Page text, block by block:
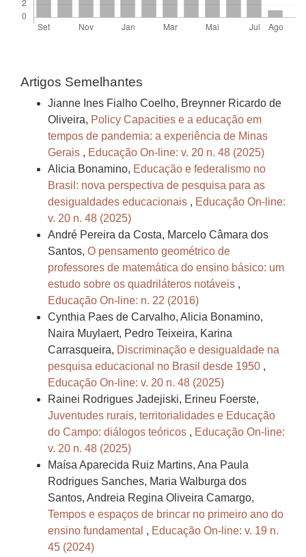
Artigos Semelhantes
Jianne Ines Fialho Coelho, Breynner Ricardo de
Oliveira, Policy Capacities e a educação em
tempos de pandemia: a experiência de Minas
Gerais , Educação On-line: v. 20 n. 48 (2025)
Alicia Bonamino, Educação e federalismo no
Brasil: nova perspectiva de pesquisa para as
desigualdades educacionais , Educação On-line:
v. 20 n. 48 (2025)
André Pereira da Costa, Marcelo Câmara dos
Santos, O pensamento geométrico de
professores de matemática do ensino básico: um
estudo sobre os quadriláteros notáveis ,
Educação On-line: n. 22 (2016)
Cynthia Paes de Carvalho, Alicia Bonamino,
Naira Muylaert, Pedro Teixeira, Karina
Carrasqueira, Discriminação e desigualdade na
pesquisa educacional no Brasil desde 1950 ,
Educação On-line: v. 20 n. 48 (2025)
Rainei Rodrigues Jadejiski, Erineu Foerste,
Juventudes rurais, territorialidades e Educação
do Campo: diálogos teóricos , Educação On-line:
v. 20 n. 48 (2025)
Maísa Aparecida Ruiz Martins, Ana Paula
Rodrigues Sanches, Maria Walburga dos
Santos, Andreia Regina Oliveira Camargo,
Tempos e espaços de brincar no primeiro ano do
ensino fundamental , Educação On-line: v. 19 n.
45 (2024)